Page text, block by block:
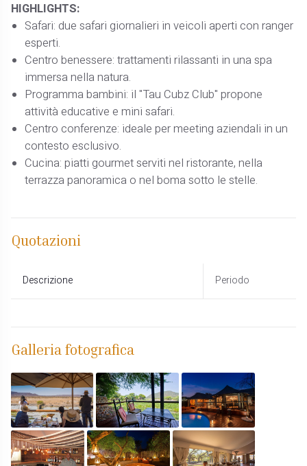
HIGHLIGHTS:
Safari: due safari giornalieri in veicoli aperti con ranger
esperti.
Centro benessere: trattamenti rilassanti in una spa
immersa nella natura.
Programma bambini: il "Tau Cubz Club" propone
attività educative e mini safari.
Centro conferenze: ideale per meeting aziendali in un
contesto esclusivo.
Cucina: piatti gourmet serviti nel ristorante, nella
terrazza panoramica o nel boma sotto le stelle.
Quotazioni
Descrizione Periodo
Galleria fotografica